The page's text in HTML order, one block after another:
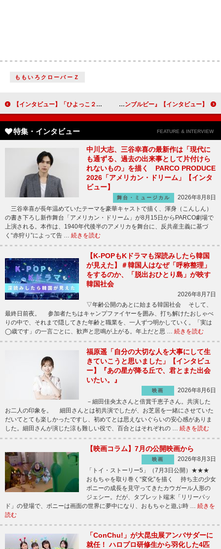
ももいろクローバーＺ
【インタビュー】「ひよっこ２」有村架純「みね子たちと一緒に小さい幸せを感じてください」 【インタビュー】『バンブルビー』ヘイリー・スタインフェルド「チャーリーを演じながら開放感を得ることができました」
特集・インタビュー FEATURE & INTERVIEW
中川大志、三谷幸喜の最新作は「現代に
も通ずる、過去の出来事として片付けら
れないもの」を描く PARCO PRODUCE
2026「アメリカン・ドリーム」【インタ
ビュー】
舞台・ミュージカル
2026年8月8日
三谷幸喜が長年温めていたテーマを豪華キャストで描く、渾身（こんしん）
の書き下ろし新作舞台「アメリカン・ドリーム」が8月15日からPARCO劇場で
上演される。本作は、1940年代後半のアメリカを舞台に、反共産主義に基づ
く“赤狩り”によって告 … 続きを読む
【K-POPもKドラマも深読みしたら韓国
が見えた】＃韓国人はなぜ「呼称整理」
をするのか、「脱出おひとり島」が映す
韓国社会
2026年8月7日
▽年齢公開のあとに始まる韓国社会 そして、
最終日前夜。 参加者たちはキャンプファイヤーを囲み、打ち解けたおしゃべ
りの中で、それまで隠してきた年齢と職業を、一人ずつ明かしていく。「実は
◯歳です」の一言ごとに、歓声と悲鳴が上がる。年上だと思 … 続きを読む
福原遥「自分の大切な人を大事にして生
きていこうと思いました」【インタビュ
ー】『あの星が降る丘で、君とまた出会
いたい。』
映画
2026年8月6日
－細田佳央太さんと倍賞千恵子さん。共演した
お二人の印象を。 細田さんとは初共演でしたが、お芝居を一緒にさせていた
だいてとても楽しかったですし、初めてとは思えないぐらいの安心感がありま
した。細田さんが演じた涼も難しい役で、百合とはそれぞれの … 続きを読む
【映画コラム】7月の公開映画から
映画
2026年8月3日
「トイ・ストーリー5」（7月3日公開）★★★
おもちゃを取り巻く“変化”を描く 持ち主の少女
ボニーの成長を見守ってきたカウガール人形の
ジェシー。だが、タブレット端末「リリーパッ
ド」の登場で、ボニーは画面の世界に夢中になり、おもちゃと遊ぶ時 … 続きを
読む
「ConChu!」が大昆虫展アンバサダーに
就任！ ハロプロ研修生から羽化した4匹